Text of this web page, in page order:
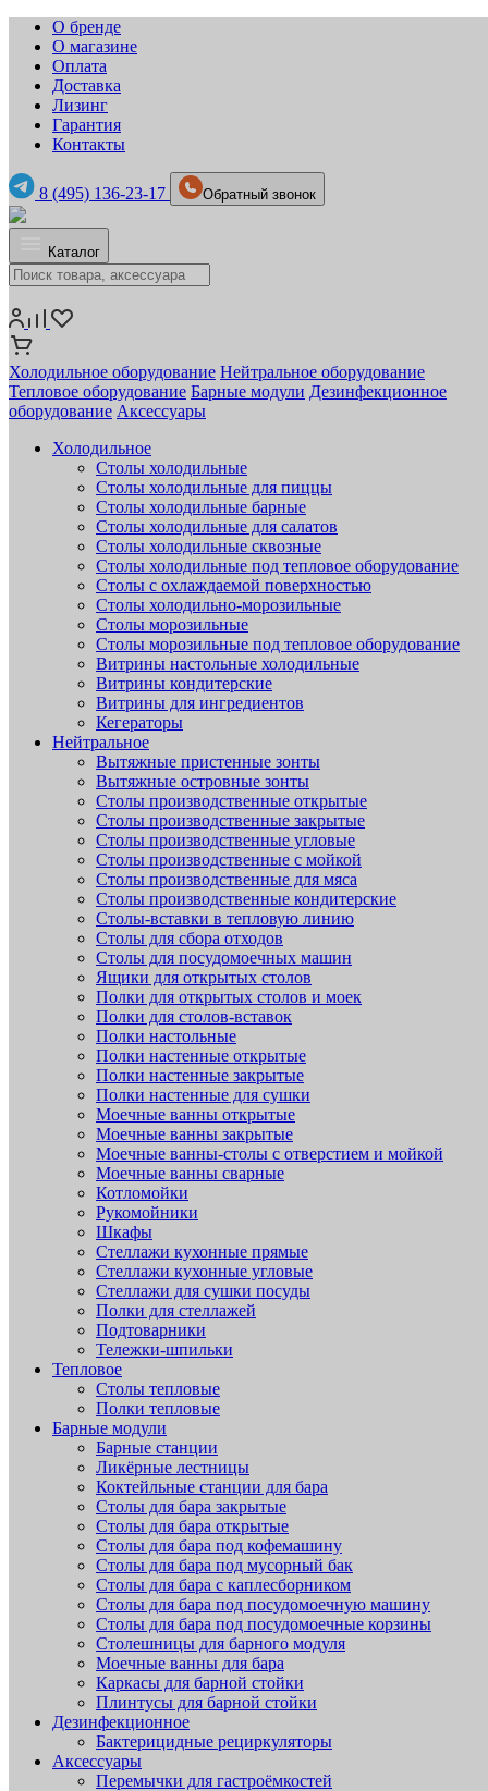
О бренде
О магазине
Оплата
Доставка
Лизинг
Гарантия
Контакты
8 (495) 136-23-17 Обратный звонок
Каталог
Холодильное оборудование Нейтральное оборудование
Тепловое оборудование Барные модули Дезинфекционное
оборудование Аксессуары
Холодильное
Столы холодильные
Столы холодильные для пиццы
Столы холодильные барные
Столы холодильные для салатов
Столы холодильные сквозные
Столы холодильные под тепловое оборудование
Столы с охлаждаемой поверхностью
Столы холодильно-морозильные
Столы морозильные
Столы морозильные под тепловое оборудование
Витрины настольные холодильные
Витрины кондитерские
Витрины для ингредиентов
Кегераторы
Нейтральное
Вытяжные пристенные зонты
Вытяжные островные зонты
Столы производственные открытые
Столы производственные закрытые
Столы производственные угловые
Столы производственные с мойкой
Столы производственные для мяса
Столы производственные кондитерские
Столы-вставки в тепловую линию
Столы для сбора отходов
Столы для посудомоечных машин
Ящики для открытых столов
Полки для открытых столов и моек
Полки для столов-вставок
Полки настольные
Полки настенные открытые
Полки настенные закрытые
Полки настенные для сушки
Моечные ванны открытые
Моечные ванны закрытые
Моечные ванны-столы с отверстием и мойкой
Моечные ванны сварные
Котломойки
Рукомойники
Шкафы
Стеллажи кухонные прямые
Стеллажи кухонные угловые
Стеллажи для сушки посуды
Полки для стеллажей
Подтоварники
Тележки-шпильки
Тепловое
Столы тепловые
Полки тепловые
Барные модули
Барные станции
Ликёрные лестницы
Коктейльные станции для бара
Столы для бара закрытые
Столы для бара открытые
Столы для бара под кофемашину
Столы для бара под мусорный бак
Столы для бара с каплесборником
Столы для бара под посудомоечную машину
Столы для бара под посудомоечные корзины
Столешницы для барного модуля
Моечные ванны для бара
Каркасы для барной стойки
Плинтусы для барной стойки
Дезинфекционное
Бактерицидные рециркуляторы
Аксессуары
Перемычки для гастроёмкостей